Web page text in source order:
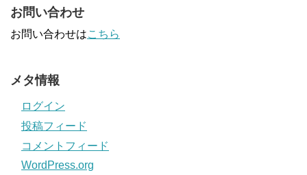
お問い合わせ
お問い合わせはこちら
メタ情報
ログイン
投稿フィード
コメントフィード
WordPress.org